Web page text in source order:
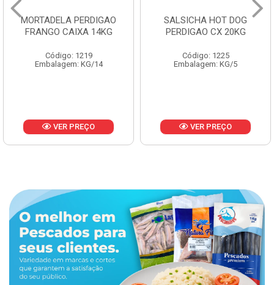
SALSICHA HOT DOG
PERDIGAO CX 20KG
Código: 1225
Embalagem: KG/5
VER PREÇO
PERNIL SUINO C/OSSO
COPAVEL KG
Código: 12301
Embalagem: CX/± 19,56 KG
VER PREÇO